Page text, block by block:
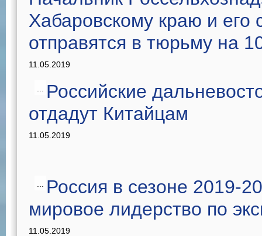
Хабаровскому краю и его
отправятся в тюрьму на
11.05.2019
Российские
отдадут Китайцам
11.05.2019
Россия в сезоне 2019-
мировое лидерство по
11.05.2019